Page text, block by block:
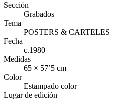
Sección
Grabados
Tema
POSTERS & CARTELES
Fecha
c.1980
Medidas
65 × 57’5 cm
Color
Estampado color
Lugar de edición